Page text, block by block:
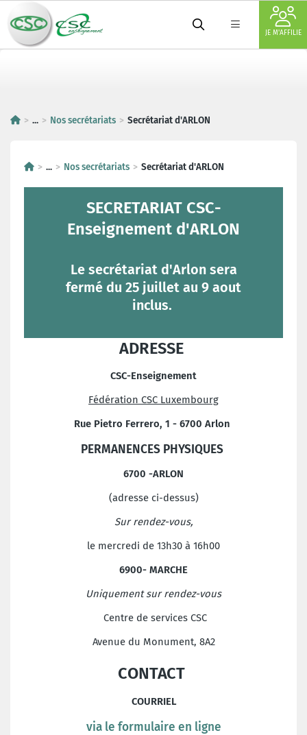
JE M'AFFILIE
... Nos secrétariats Secrétariat d'ARLON
... Nos secrétariats Secrétariat d'ARLON
SECRETARIAT CSC-
Enseignement d'ARLON
Le secrétariat d'Arlon sera
fermé du 25 juillet au 9 aout
inclus.
ADRESSE
CSC-Enseignement
Fédération CSC Luxembourg
Rue Pietro Ferrero, 1 - 6700 Arlon
PERMANENCES PHYSIQUES
6700 -ARLON
(adresse ci-dessus)
Sur rendez-vous,
le mercredi de 13h30 à 16h00
6900- MARCHE
Uniquement sur rendez-vous
Centre de services CSC
Avenue du Monument, 8A2
CONTACT
COURRIEL
via le formulaire en ligne